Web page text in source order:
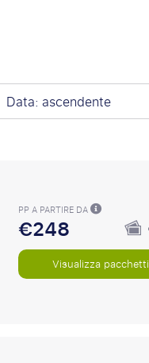
Data: ascendente
PP A PARTIRE DA
€248
Visualizza pacchetti